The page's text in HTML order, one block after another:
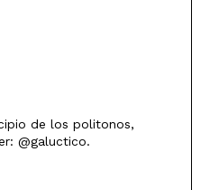
de los politonos,
@galuctico.